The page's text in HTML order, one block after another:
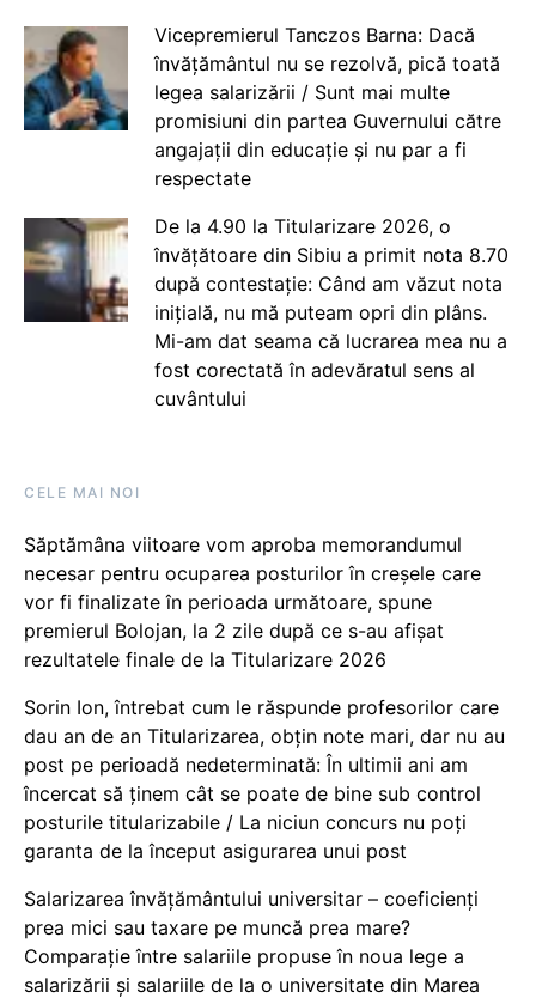
Vicepremierul Tanczos Barna: Dacă
învățământul nu se rezolvă, pică toată
legea salarizării / Sunt mai multe
promisiuni din partea Guvernului către
angajații din educație și nu par a fi
respectate
De la 4.90 la Titularizare 2026, o
învățătoare din Sibiu a primit nota 8.70
după contestație: Când am văzut nota
inițială, nu mă puteam opri din plâns.
Mi-am dat seama că lucrarea mea nu a
fost corectată în adevăratul sens al
cuvântului
CELE MAI NOI
Săptămâna viitoare vom aproba memorandumul
necesar pentru ocuparea posturilor în creșele care
vor fi finalizate în perioada următoare, spune
premierul Bolojan, la 2 zile după ce s-au afișat
rezultatele finale de la Titularizare 2026
Sorin Ion, întrebat cum le răspunde profesorilor care
dau an de an Titularizarea, obțin note mari, dar nu au
post pe perioadă nedeterminată: În ultimii ani am
încercat să ținem cât se poate de bine sub control
posturile titularizabile / La niciun concurs nu poți
garanta de la început asigurarea unui post
Salarizarea învățământului universitar – coeficienți
prea mici sau taxare pe muncă prea mare?
Comparație între salariile propuse în noua lege a
salarizării și salariile de la o universitate din Marea